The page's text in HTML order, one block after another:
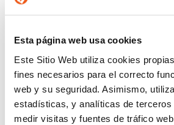
Esta página web usa cookies
Este Sitio Web utiliza cookies
fines necesarios para el correcto
web y su seguridad. Asimismo,
estadísticas, y analíticas de terceros
medir visitas y fuentes de tráfico
De conformidad con el RGPD y la LOPDGDD,
PRIVACIDAD DE DATOS, S.L. tratará los
finalidad de contestar a las dudas y/o
del presente formulario y facilitar la
ejercer, si lo desea, los derechos de